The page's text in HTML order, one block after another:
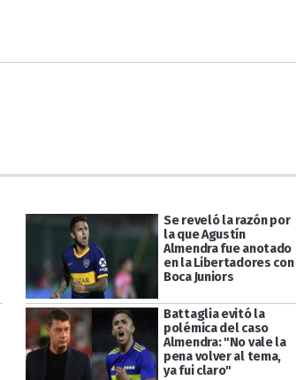
Se reveló la razón por
la que Agustín
Almendra fue anotado
en la Libertadores con
Boca Juniors
Battaglia evitó la
polémica del caso
Almendra: "No vale la
pena volver al tema,
ya fui claro"